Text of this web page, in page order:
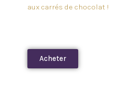
aux carrés de chocolat !
Acheter